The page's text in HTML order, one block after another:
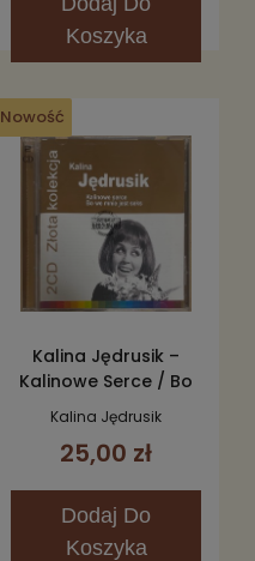
Koszyka
Nowość
Kalina Jędrusik –
Kalinowe Serce / Bo
We Mnie Jest Seks
2CD
Kalina Jędrusik
25,00 zł
Dodaj Do
Koszyka